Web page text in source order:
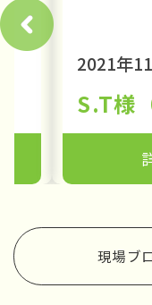
2021年
S.T様
現場ブ